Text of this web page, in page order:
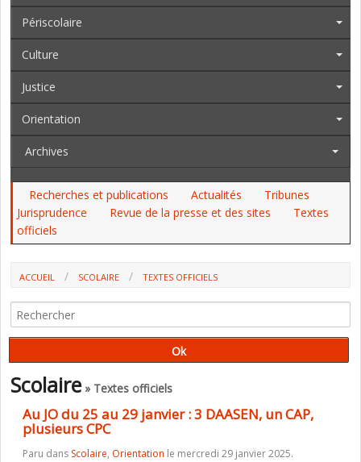
Périscolaire
Culture
Justice
Orientation
Archives
Recherches et publications Actualités
Tribunes
Jurisprudence
Revue de la presse et des sites
Textes
officiels
ACCUEIL SCOLAIRE TEXTES OFFICIELS
Scolaire» Textes officiels
Au JO du 25 au 29 janvier : 3 DAASEN, un CAP,
plusieurs CPC
Paru dans Scolaire, Orientation le mercredi 29 janvier 2025.